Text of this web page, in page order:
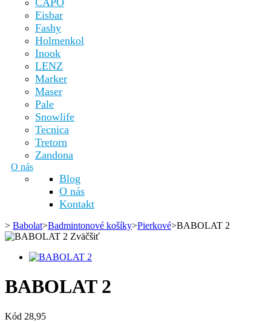
CAPO
Eisbar
Fashy
Holmenkol
Inook
LENZ
Marker
Maser
Pale
Snowlife
Tecnica
Tretorn
Zandona
O nás
Blog
O nás
Kontakt
> Babolat>Badmintonové košíky>Pierkové>BABOLAT 2
Zväčšiť
BABOLAT 2
Kód 28,95